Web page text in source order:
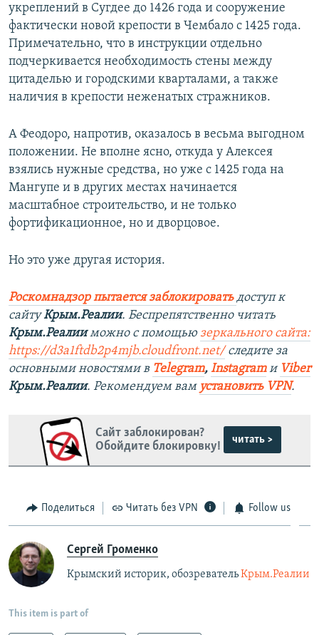
укреплений в Сугдее до 1426 года и сооружение
фактически новой крепости в Чембало с 1425 года.
Примечательно, что в инструкции отдельно
подчеркивается необходимость стены между
цитаделью и городскими кварталами, а также
наличия в крепости неженатых стражников.
А Феодоро, напротив, оказалось в весьма выгодном
положении. Не вполне ясно, откуда у Алексея
взялись нужные средства, но уже с 1425 года на
Мангупе и в других местах начинается
масштабное строительство, и не только
фортификационное, но и дворцовое.
Но это уже другая история.
Роскомнадзор пытается заблокировать доступ к
сайтуКрым.Реалии. Беспрепятственно читать
Крым.Реалииможно с помощью зеркального сайта:
https://d3a1ftdb2p4mjb.cloudfront.net/ следите за
основными новостями в Telegram, Instagramи Viber
Крым.Реалии. Рекомендуем вам установить VPN.
Сайт заблокирован?
Обойдите блокировку!
читать >
Поделиться Читать без VPN Follow us
Сергей Громенко
Крымский историк, обозревательКрым.Реалии
This item is part of